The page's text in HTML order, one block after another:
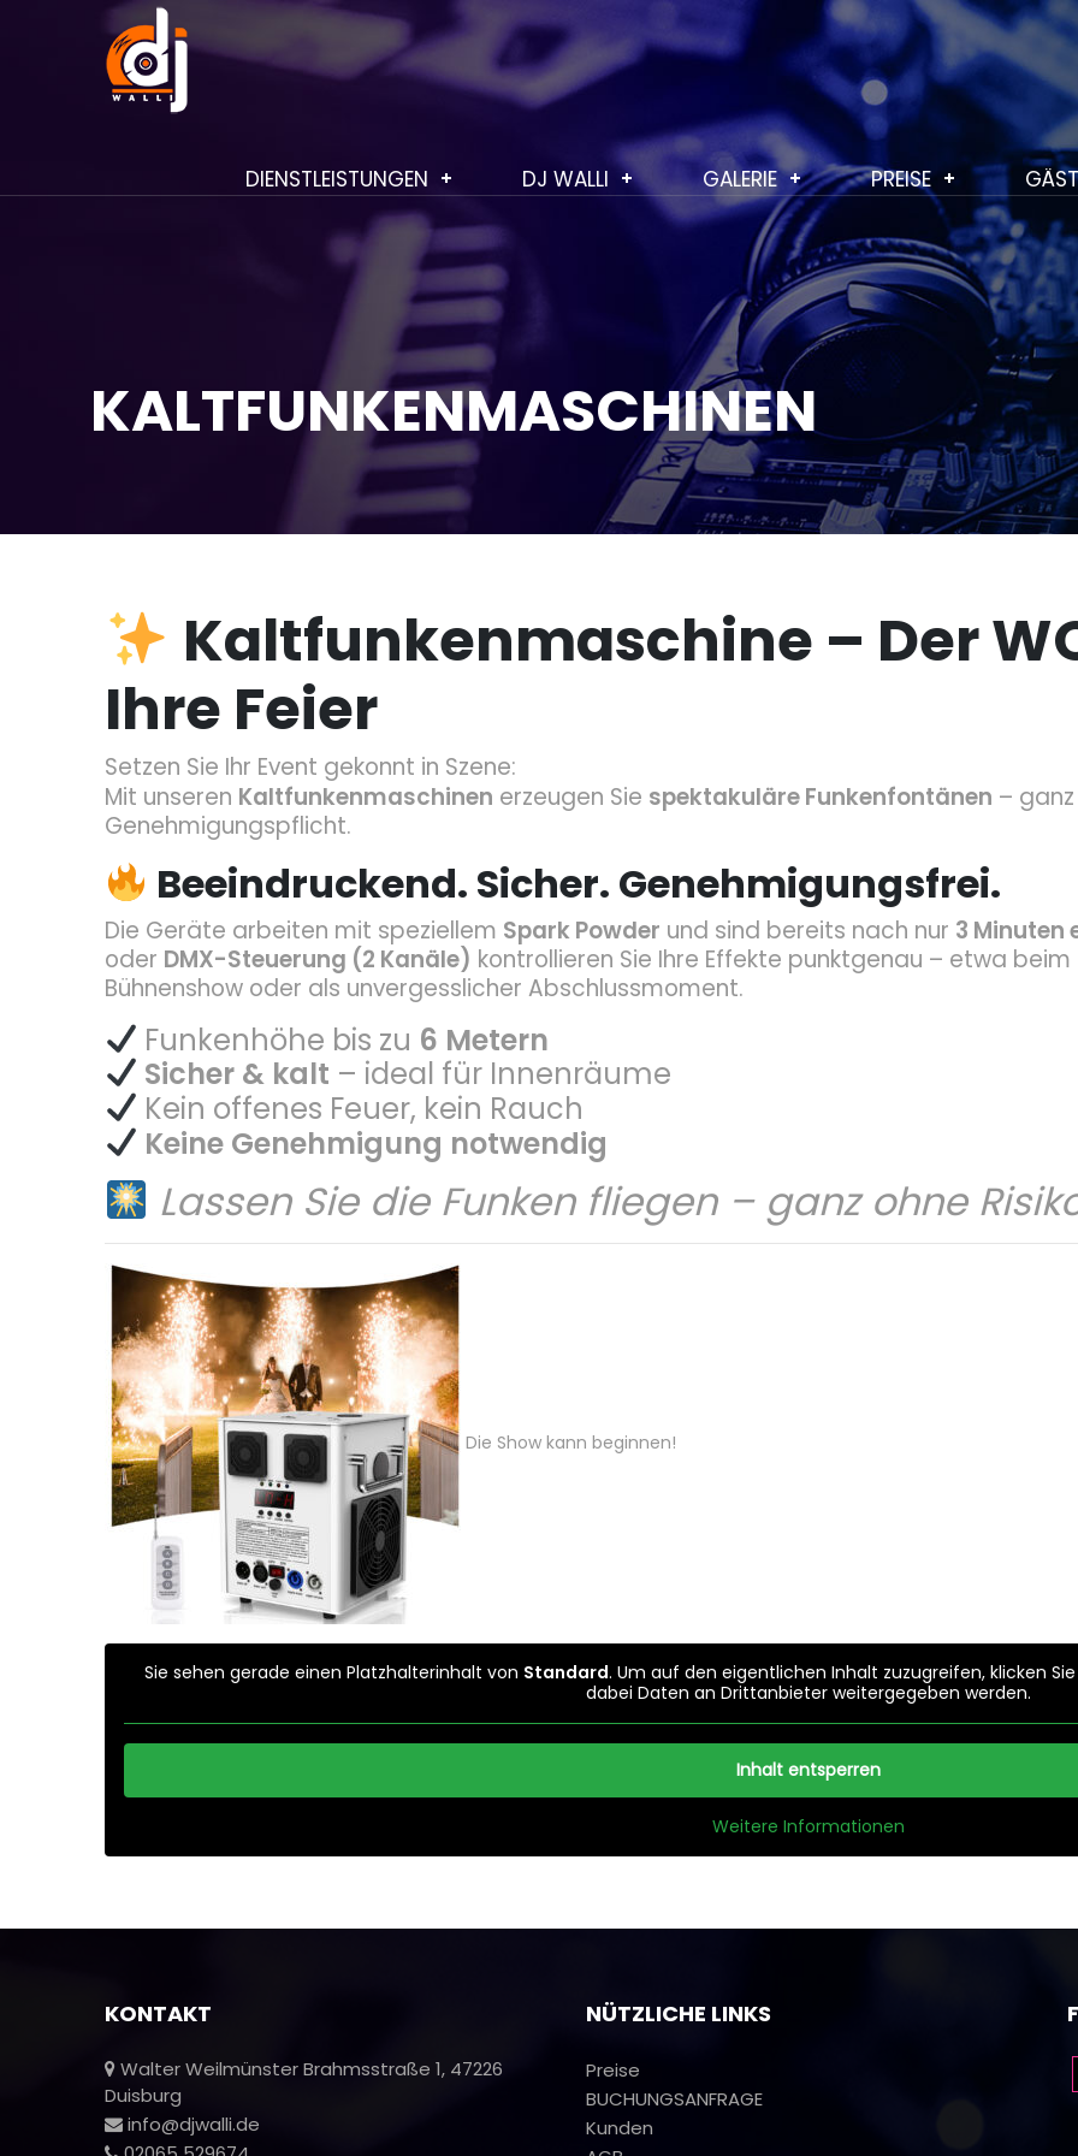
DIENSTLEISTUNGEN DJ WALLI GALERIE PREISE
KALTFUNKENMASCHINEN
Kaltfunkenmaschine – Der
Ihre Feier
Setzen Sie Ihr Event gekonnt in Szene:
Mit unseren Kaltfunkenmaschinen erzeugen Sie spektakuläre Funkenfontänen –
Genehmigungspflicht.
Beeindruckend. Sicher. Genehmigungsfrei.
Die Geräte arbeiten mit speziellem Spark Powder und sind bereits nach nur 3 Minuten
oder DMX-Steuerung (2 Kanäle) kontrollieren Sie Ihre Effekte punktgenau – etwa
Bühnenshow oder als unvergesslicher Abschlussmoment.
Funkenhöhe bis zu 6 Metern
Sicher & kalt – ideal für Innenräume
Kein offenes Feuer, kein Rauch
Keine Genehmigung notwendig
Lassen Sie die Funken fliegen – ganz ohne
Die Show kann beginnen!
Sie sehen gerade einen Platzhalterinhalt von Standard. Um auf den eigentlichen Inhalt zuzugreifen, klicken
dabei Daten an Drittanbieter weitergegeben werden.
Inhalt entsperren
Weitere Informationen
KONTAKT
Walter Weilmünster Brahmsstraße 1, 47226
Duisburg
info@djwalli.de
NÜTZLICHE LINKS
Preise
BUCHUNGSANFRAGE
Kunden